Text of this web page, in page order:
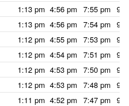
1:13 pm 4:56 pm 7:55 pm
1:13 pm 4:56 pm 7:54 pm
1:12 pm 4:55 pm 7:53 pm
1:12 pm 4:54 pm 7:51 pm
1:12 pm 4:53 pm 7:50 pm
1:12 pm 4:53 pm 7:48 pm
1:11 pm 4:52 pm 7:47 pm